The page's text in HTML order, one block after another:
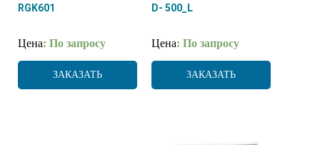
RGK601
Цена: По запросу
ЗАКАЗАТЬ
D- 500_L
Цена: По запросу
ЗАКАЗАТЬ